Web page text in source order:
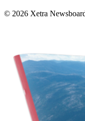
© 2026 Xetra